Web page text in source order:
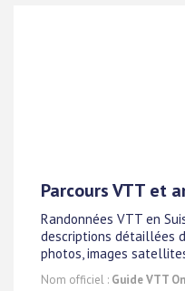
Parcours VTT et
Randonnées VTT en
descriptions détaillées
photos, images
Nom officiel : Guide VTT